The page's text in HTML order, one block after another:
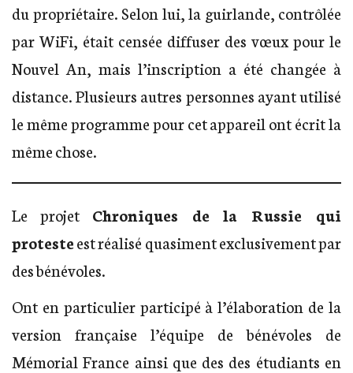
du propriétaire. Selon lui, la guirlande, contrôlée
par WiFi, était censée diffuser des vœux pour le
Nouvel An, mais l’inscription a été changée à
distance. Plusieurs autres personnes ayant utilisé
le même programme pour cet appareil ont écrit la
même chose.
Le projet Chroniques de la Russie qui
protesteest réalisé quasiment exclusivement par
des bénévoles.
Ont en particulier participé à l’élaboration de la
version française l’équipe de bénévoles de
Mémorial France ainsi que des des étudiants en